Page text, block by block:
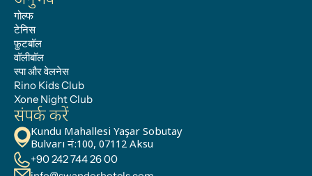
गोल्फ
टेनिस
फ़ुटबॉल
वॉलीबॉल
स्पा और वेलनेस
Rino Kids Club
Xone Night Club
संपर्क करें
Kundu Mahallesi Yaşar Sobutay
Bulvarı नं:100, 07112 Aksu
+90 242 744 26 00